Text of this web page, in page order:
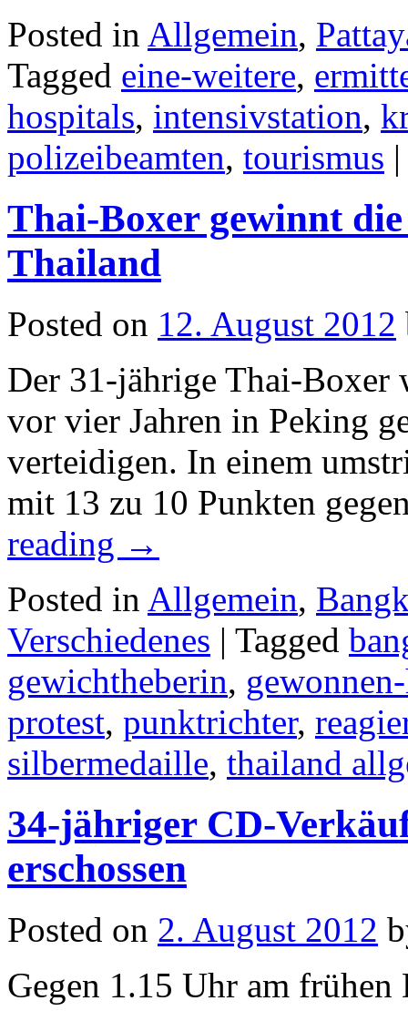
Posted in Allgemein,
Tagged eine-weitere,
hospitals, intensivstation,
polizeibeamten, tourismus |
Thai-Boxer gewinnt
Thailand
Posted on 12. August 2012
Der 31-jährige Thai-Boxer
vor vier Jahren in Peking
verteidigen. In einem
mit 13 zu 10 Punkten
reading →
Posted in Allgemein,
Verschiedenes | Tagged
gewichtheberin,
protest, punktrichter,
silbermedaille, thailand
34-jähriger CD-
erschossen
Posted on 2. August 2012
Gegen 1.15 Uhr am